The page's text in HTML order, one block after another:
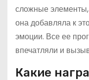
сложные
она добавляла к
эмоции. Все ее
впечатляли и
Какие